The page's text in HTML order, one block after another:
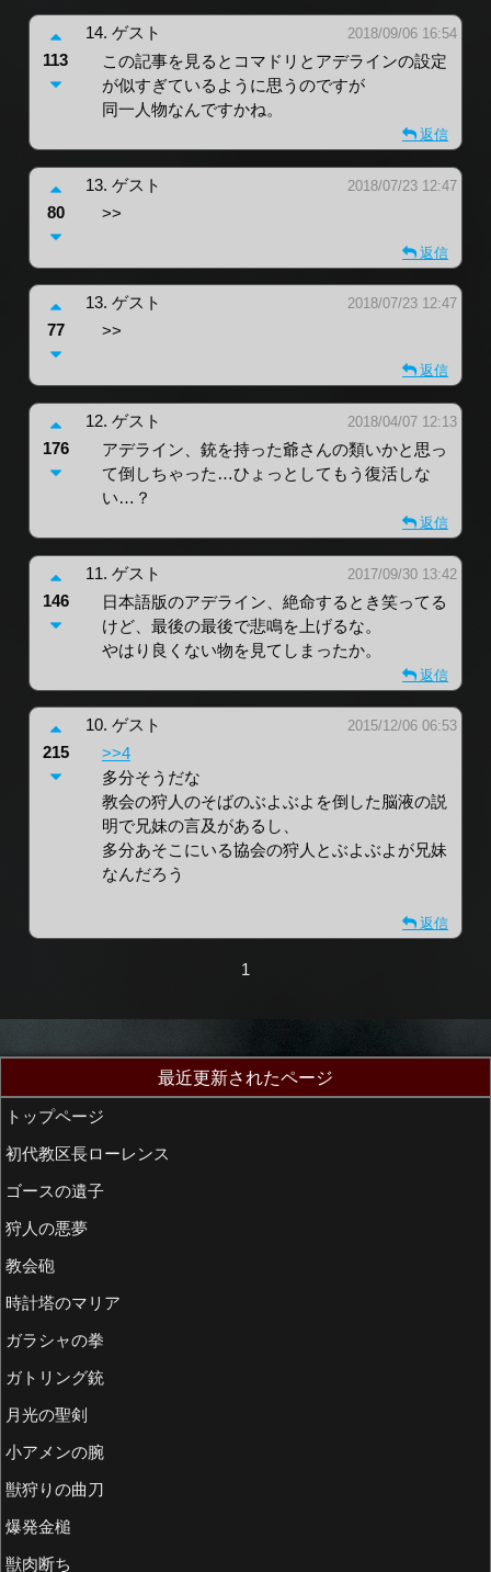
14.ゲスト 2018/09/06 16:54
この記事を見るとコマドリとアデラインの設定
が似すぎているように思うのですが
同一人物なんですかね。
113
返信
13.ゲスト 2018/07/23 12:47
>>
80
返信
13.ゲスト 2018/07/23 12:47
>>
77
返信
12.ゲスト 2018/04/07 12:13
アデライン、銃を持った爺さんの類いかと思っ
て倒しちゃった…ひょっとしてもう復活しな
い…？
176
返信
11.ゲスト 2017/09/30 13:42
日本語版のアデライン、絶命するとき笑ってる
けど、最後の最後で悲鳴を上げるな。
やはり良くない物を見てしまったか。
146
返信
10.ゲスト 2015/12/06 06:53
>>4
多分そうだな
教会の狩人のそばのぶよぶよを倒した脳液の説
明で兄妹の言及があるし、
多分あそこにいる協会の狩人とぶよぶよが兄妹
なんだろう
215
返信
1
最近更新されたページ
トップページ
初代教区長ローレンス
ゴースの遺子
狩人の悪夢
教会砲
時計塔のマリア
ガラシャの拳
ガトリング銃
月光の聖剣
小アメンの腕
獣狩りの曲刀
爆発金槌
獣肉断ち